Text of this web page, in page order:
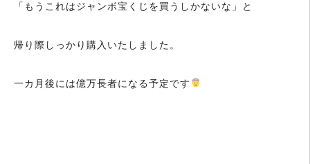
「もうこれはジャンボ宝くじを買うしかないな」と
帰り際しっかり購入いたしました。
一カ月後には億万長者になる予定です